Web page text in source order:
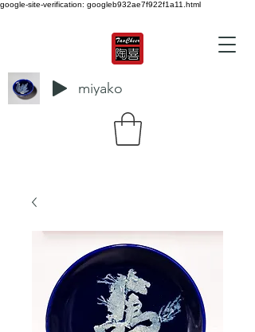
google-site-verification: googleb932ae7f922f1a11.html
miyako